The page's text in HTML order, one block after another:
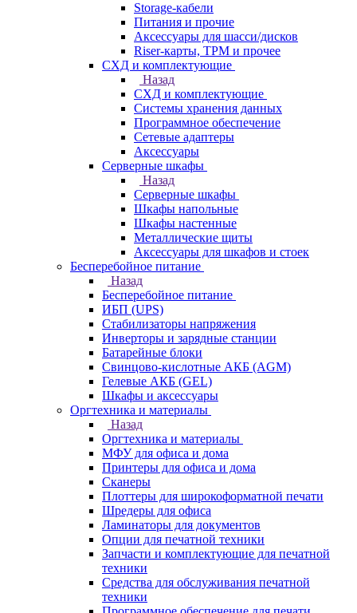
Storage-кабели
Питания и прочие
Аксессуары для шасси/дисков
Riser-карты, TPM и прочее
СХД и комплектующие
Назад
СХД и комплектующие
Системы хранения данных
Программное обеспечение
Сетевые адаптеры
Аксессуары
Серверные шкафы
Назад
Серверные шкафы
Шкафы напольные
Шкафы настенные
Металлические щиты
Аксессуары для шкафов и стоек
Бесперебойное питание
Назад
Бесперебойное питание
ИБП (UPS)
Стабилизаторы напряжения
Инверторы и зарядные станции
Батарейные блоки
Свинцово-кислотные АКБ (AGM)
Гелевые АКБ (GEL)
Шкафы и аксессуары
Оргтехника и материалы
Назад
Оргтехника и материалы
МФУ для офиса и дома
Принтеры для офиса и дома
Сканеры
Плоттеры для широкоформатной печати
Шредеры для офиса
Ламинаторы для документов
Опции для печатной техники
Запчасти и комплектующие для печатной
техники
Средства для обслуживания печатной
техники